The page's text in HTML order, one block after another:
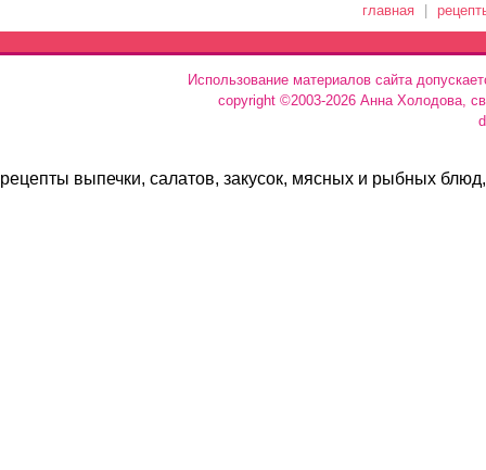
главная
Использование материалов сайта
copyright ©2003-2026 Анна Холодова,
рецепты выпечки, салатов, закусок, мясных и рыбных